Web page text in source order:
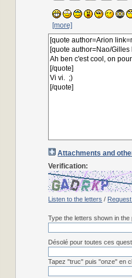
[more]
Attachments and
Verification:
Listen to the letters /
Type the letters shown in the
Désolé pour toutes ces
Tapez "truc" puis "onze" en